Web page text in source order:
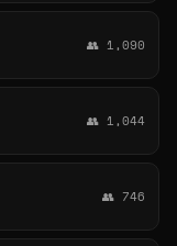
👥 1,090
👥 1,044
👥 746